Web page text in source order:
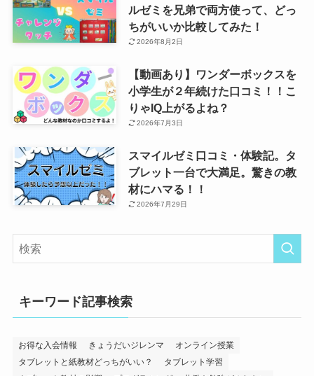
ルゼミを兄弟で両方使って、どっ
ちがいいか比較してみた！
2026年8月2日
【動画あり】ワンダーボックスを
小学生が２年続けた口コミ！！こ
りゃIQ上がるよね？
2026年7月3日
スマイルゼミ口コミ・体験記。タ
ブレット一台で大満足。驚きの教
材にハマる！！
2026年7月29日
キーワード記事検索
お得な入会情報 きょうだいジレンマ
オンライン授業
タブレットと紙教材どっちがいい？
タブレット学習